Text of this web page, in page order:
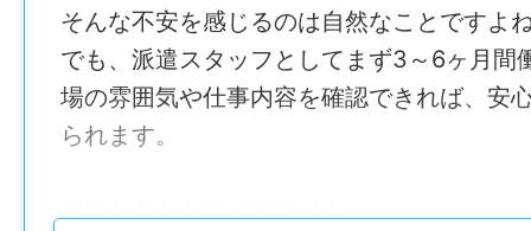
そんな不安を感じるのは自然なことですよ
でも、派遣スタッフとしてまず3～6ヶ月間
場の雰囲気や仕事内容を確認できれば、安
られます。
そんなあなたにオススメ！